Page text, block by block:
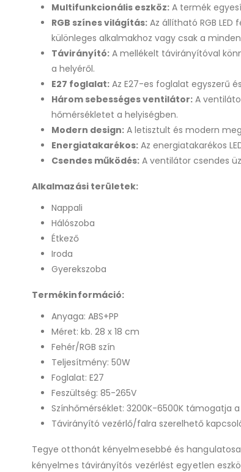
Multifunkcionális eszköz: A termék
RGB színes világítás: Az állítható RGB
különleges alkalmakhoz vagy csak a
Távirányító: A mellékelt távirányítóval
a helyéről.
E27 foglalat: Az E27-es foglalat egyszerű
Három sebességes ventilátor: A
hőmérsékletet a helyiségben.
Modern design: A letisztult és modern
Energiatakarékos: Az energiatakarékos
Csendes működés: A ventilátor csendes
Alkalmazási területek:
Nappali
Hálószoba
Étkező
Iroda
Gyerekszoba
Termékinformáció:
Anyaga: ABS+PP
Méret: kb. 28 x 18 cm
Fehér/RGB szín
Teljesítmény: 50W
Foglalat: E27
Feszültség: 85-265V
Színhőmérséklet: 3200K-6500K támogatja
Távirányító vezérlő/falra szerelhető
Tegye otthonát kényelmesebbé és
kényelmes távirányítós vezérlést egyetlen